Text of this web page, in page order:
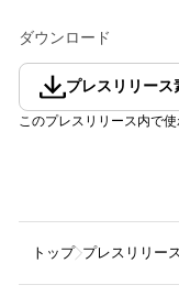
ダウンロード
プレスリリース
このプレスリリース内で
トップ プレスリリース